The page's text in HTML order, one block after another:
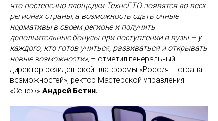
что постепенно площадки ТехноГТО появятся во всех
регионах страны, а возможность сдать очные
нормативы в своем регионе и получить
дополнительные бонусы при поступлении в вузы – у
каждого, кто готов учиться, развиваться и открывать
новые возможности», – отметил генеральный
директор резидентской платформы «Россия – страна
возможностей», ректор Мастерской управления
«Сенеж» Андрей Бетин.